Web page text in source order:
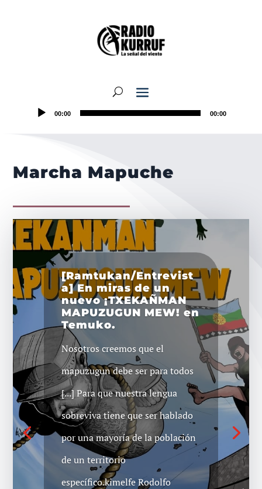
00:00 00:00
Marcha Mapuche
[Ramtukan/Entrevist
a] En miras de un
nuevo ¡TXEKAÑMAN
MAPUZUGUN MEW! en
Temuko.
Nosotros creemos que el
mapuzugun debe ser para todos
[...] Para que nuestra lengua
sobreviva tiene que ser hablado
por una mayoría de la población
de un territorio
específico.kimelfe Rodolfo
Convocan a Marcha
Mapuche en
Concepción
Organizaciones mapuche de
Concepción convocan a una
marcha para este miércoles 4 de
diciembre. A través de redes
sociales, invitan "para denunciar